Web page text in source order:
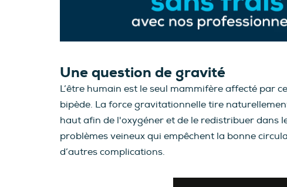
Une question de gravité
L’être humain est le seul mammifère affecté par
bipède. La force gravitationnelle tire
haut afin de l'oxygéner et de le redistribuer dans
problèmes veineux qui empêchent la bonne
d’autres complications.